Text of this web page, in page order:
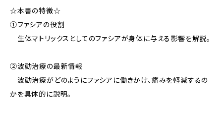
☆本書の特徴☆
①ファシアの役割
生体マトリックスとしてのファシアが身体に与える影響を解説。
②波動治療の最新情報
波動治療がどのようにファシアに働きかけ、痛みを軽減するの
かを具体的に説明。